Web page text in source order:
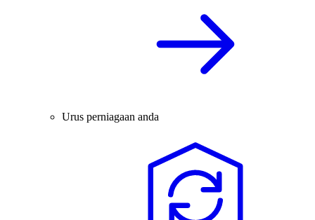
Urus perniagaan anda